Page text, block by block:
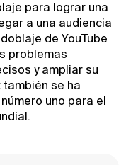
para lograr una
a una audiencia
de YouTube
problemas
y ampliar su
se ha
uno para el